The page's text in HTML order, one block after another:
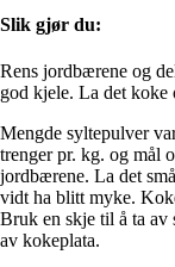
Slik gjør du:
Rens jordbærene og
god kjele. La det koke
Mengde syltepulver
trenger pr. kg. og mål
jordbærene. La det
vidt ha blitt myke.
Bruk en skje til å ta av
av kokeplata.